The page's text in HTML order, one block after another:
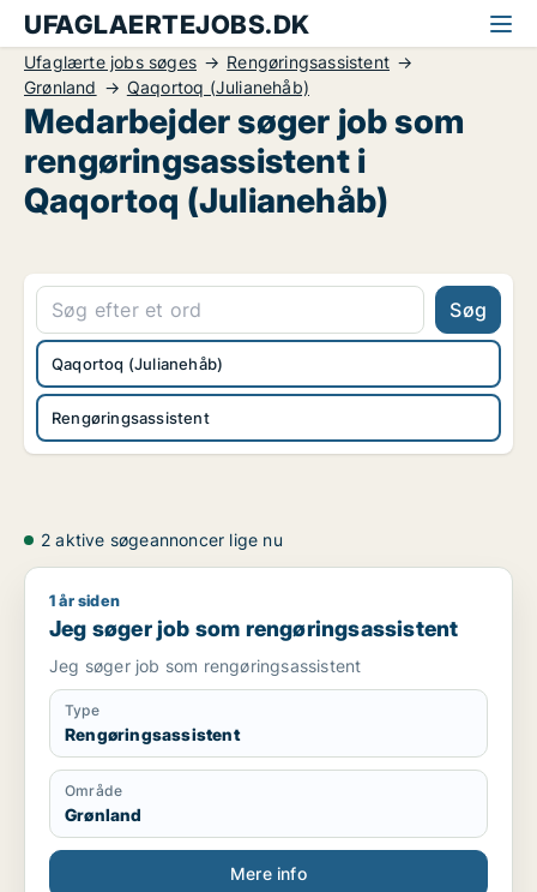
UFAGLAERTEJOBS.DK
Ufaglærte jobs søges
Rengøringsassistent
Grønland
Qaqortoq (Julianehåb)
Medarbejder søger job som
rengøringsassistent i
Qaqortoq (Julianehåb)
Søg
Rengøringsassistent
Qaqortoq (Julianehåb)
2 aktive søgeannoncer lige nu
Jeg søger job som rengøringsassistent
1 år siden
Jeg søger job som rengøringsassistent
Jeg søger job som rengøringsassistent
Type
Rengøringsassistent
Område
Grønland
Mere info